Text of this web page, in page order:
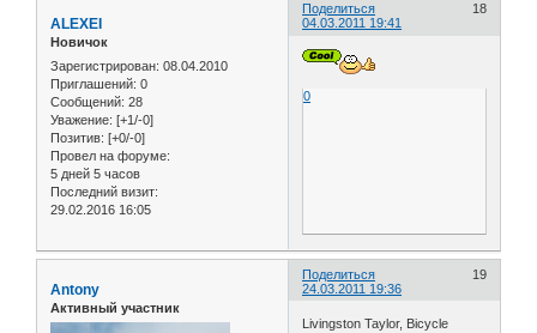
Поделиться
18
04.03.2011 19:41
ALEXEI
Новичок
Зарегистрирован: 08.04.2010
Приглашений: 0
Сообщений: 28
Уважение: [+1/-0]
Позитив: [+0/-0]
Провел на форуме:
5 дней 5 часов
Последний визит:
29.02.2016 16:05
0
Поделиться
19
24.03.2011 19:36
Antony
Активный участник
Livingston Taylor, Bicycle